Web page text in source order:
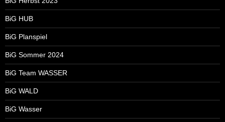
BiG HUB
BiG Planspiel
BiG Sommer 2024
BiG Team WASSER
BiG WALD
BiG Wasser